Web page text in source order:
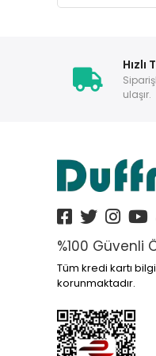
ulaşır.
%100 Güvenli
Tüm kredi kartı
korunmaktadır.